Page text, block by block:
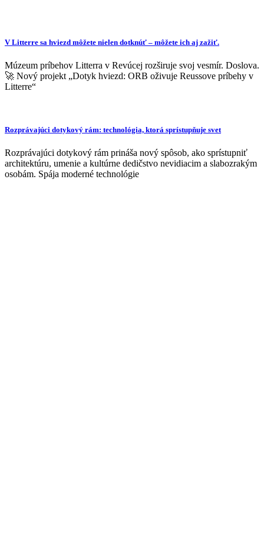
V Litterre sa hviezd môžete nielen dotknúť – môžete ich aj zažiť.
Múzeum príbehov Litterra v Revúcej rozširuje svoj vesmír. Doslova.
🚀 Nový projekt „Dotyk hviezd: ORB oživuje Reussove príbehy v
Litterre“
Rozprávajúci dotykový rám: technológia, ktorá sprístupňuje svet
Rozprávajúci dotykový rám prináša nový spôsob, ako sprístupniť
architektúru, umenie a kultúrne dedičstvo nevidiacim a slabozrakým
osobám. Spája moderné technológie